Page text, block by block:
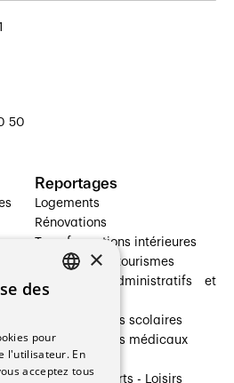
50
Reportages
Logements
Rénovations
Transformations intérieures
Hôtelleries et tourismes
Bâtiments administratifs et
Établissements scolaires
Établissements médicaux
Villas
Cultures - Sports - Loisirs
×
des
pour
l'utilisateur. En
acceptez tous